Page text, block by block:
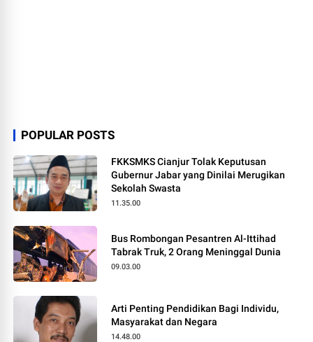
POPULAR POSTS
FKKSMKS Cianjur Tolak Keputusan
Gubernur Jabar yang Dinilai Merugikan
Sekolah Swasta
11.35.00
Bus Rombongan Pesantren Al-Ittihad
Tabrak Truk, 2 Orang Meninggal Dunia
09.03.00
Arti Penting Pendidikan Bagi Individu,
Masyarakat dan Negara
14.48.00